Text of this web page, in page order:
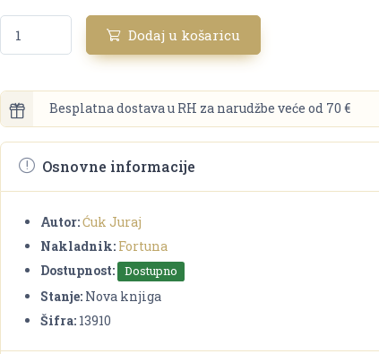
Dodaj u košaricu
Besplatna dostava u RH za narudžbe veće od 70 €
Osnovne informacije
Autor:Ćuk Juraj
Nakladnik: Fortuna
Dostupnost:
Dostupno
Stanje: Nova knjiga
Šifra: 13910